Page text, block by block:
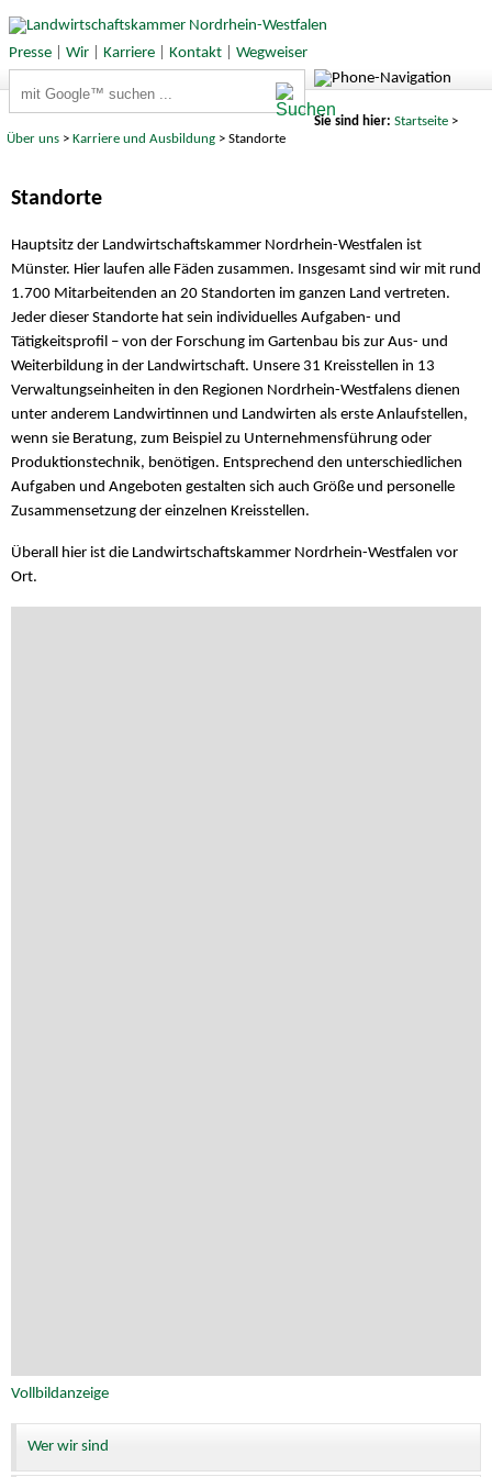
Presse| Wir| Karriere| Kontakt| Wegweiser
Sie sind hier: Startseite>
Über uns >Karriere und Ausbildung > Standorte
Standorte
Hauptsitz der Landwirtschaftskammer Nordrhein-Westfalen ist
Münster. Hier laufen alle Fäden zusammen. Insgesamt sind wir mit rund
1.700 Mitarbeitenden an 20 Standorten im ganzen Land vertreten.
Jeder dieser Standorte hat sein individuelles Aufgaben- und
Tätigkeitsprofil – von der Forschung im Gartenbau bis zur Aus- und
Weiterbildung in der Landwirtschaft. Unsere 31 Kreisstellen in 13
Verwaltungseinheiten in den Regionen Nordrhein-Westfalens dienen
unter anderem Landwirtinnen und Landwirten als erste Anlaufstellen,
wenn sie Beratung, zum Beispiel zu Unternehmensführung oder
Produktionstechnik, benötigen. Entsprechend den unterschiedlichen
Aufgaben und Angeboten gestalten sich auch Größe und personelle
Zusammensetzung der einzelnen Kreisstellen.
Überall hier ist die Landwirtschaftskammer Nordrhein-Westfalen vor
Ort.
Vollbildanzeige
Wer wir sind